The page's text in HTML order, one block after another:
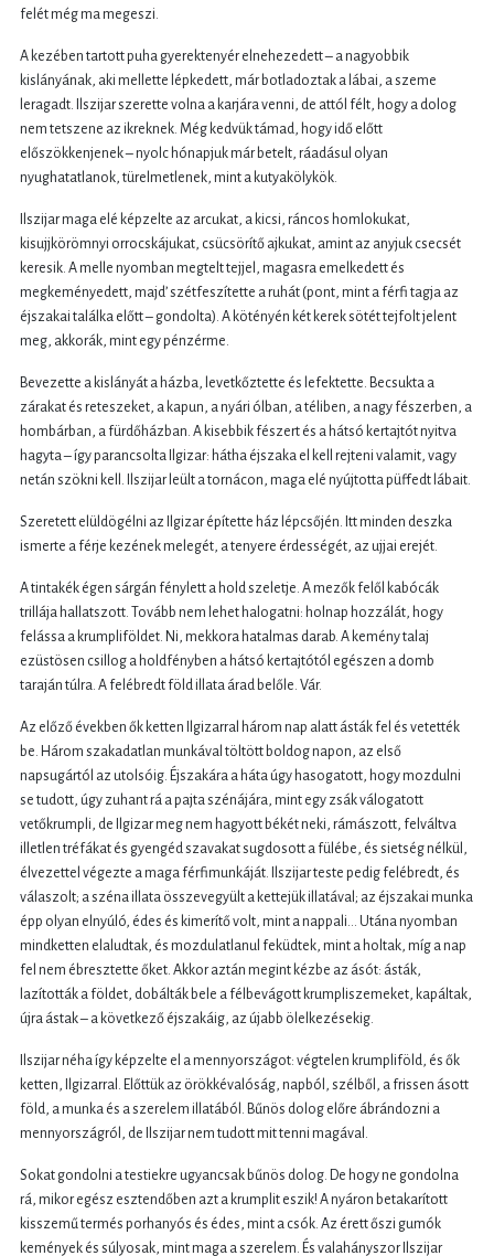
felét még ma megeszi.
A kezében tartott puha gyerektenyér elnehezedett – a nagyobbik
kislányának, aki mellette lépkedett, már botladoztak a lábai, a szeme
leragadt. Ilszijar szerette volna a karjára venni, de attól félt, hogy a dolog
nem tetszene az ikreknek. Még kedvük támad, hogy idő előtt
előszökkenjenek – nyolc hónapjuk már betelt, ráadásul olyan
nyughatatlanok, türelmetlenek, mint a kutyakölykök.
Ilszijar maga elé képzelte az arcukat, a kicsi, ráncos homlokukat,
kisujjkörömnyi orrocskájukat, csücsörítő ajkukat, amint az anyjuk csecsét
keresik. A melle nyomban megtelt tejjel, magasra emelkedett és
megkeményedett, majd’ szétfeszítette a ruhát (pont, mint a férfi tagja az
éjszakai találka előtt – gondolta). A kötényén két kerek sötét tejfolt jelent
meg, akkorák, mint egy pénzérme.
Bevezette a kislányát a házba, levetkőztette és lefektette. Becsukta a
zárakat és reteszeket, a kapun, a nyári ólban, a téliben, a nagy fészerben, a
hombárban, a fürdőházban. A kisebbik fészert és a hátsó kertajtót nyitva
hagyta – így parancsolta Ilgizar: hátha éjszaka el kell rejteni valamit, vagy
netán szökni kell. Ilszijar leült a tornácon, maga elé nyújtotta püffedt lábait.
Szeretett elüldögélni az Ilgizar építette ház lépcsőjén. Itt minden deszka
ismerte a férje kezének melegét, a tenyere érdességét, az ujjai erejét.
A tintakék égen sárgán fénylett a hold szeletje. A mezők felől kabócák
trillája hallatszott. Tovább nem lehet halogatni: holnap hozzálát, hogy
felássa a krumpliföldet. Ni, mekkora hatalmas darab. A kemény talaj
ezüstösen csillog a holdfényben a hátsó kertajtótól egészen a domb
taraján túlra. A felébredt föld illata árad belőle. Vár.
Az előző években ők ketten Ilgizarral három nap alatt ásták fel és vetették
be. Három szakadatlan munkával töltött boldog napon, az első
napsugártól az utolsóig. Éjszakára a háta úgy hasogatott, hogy mozdulni
se tudott, úgy zuhant rá a pajta szénájára, mint egy zsák válogatott
vetőkrumpli, de Ilgizar meg nem hagyott békét neki, rámászott, felváltva
illetlen tréfákat és gyengéd szavakat sugdosott a fülébe, és sietség nélkül,
élvezettel végezte a maga férfimunkáját. Ilszijar teste pedig felébredt, és
válaszolt; a széna illata összevegyült a kettejük illatával; az éjszakai munka
épp olyan elnyúló, édes és kimerítő volt, mint a nappali… Utána nyomban
mindketten elaludtak, és mozdulatlanul feküdtek, mint a holtak, míg a nap
fel nem ébresztette őket. Akkor aztán megint kézbe az ásót: ásták,
lazították a földet, dobálták bele a félbevágott krumpliszemeket, kapáltak,
újra ástak – a következő éjszakáig, az újabb ölelkezésekig.
Ilszijar néha így képzelte el a mennyországot: végtelen krumpliföld, és ők
ketten, Ilgizarral. Előttük az örökkévalóság, napból, szélből, a frissen ásott
föld, a munka és a szerelem illatából. Bűnös dolog előre ábrándozni a
mennyországról, de Ilszijar nem tudott mit tenni magával.
Sokat gondolni a testiekre ugyancsak bűnös dolog. De hogy ne gondolna
rá, mikor egész esztendőben azt a krumplit eszik! A nyáron betakarított
kisszemű termés porhanyós és édes, mint a csók. Az érett őszi gumók
kemények és súlyosak, mint maga a szerelem. És valahányszor Ilszijar